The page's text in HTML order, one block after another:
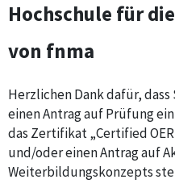
Hochschule für
von fnma
Herzlichen Dank dafür,
einen Antrag auf Prüfung
das Zertifikat „Certified
und/oder einen Antrag auf
Weiterbildungskonzepts